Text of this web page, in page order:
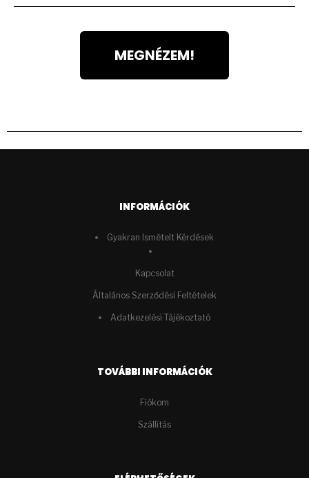
MEGNÉZEM!
INFORMÁCIÓK
Gyakran Ismételt Kérdések
Kapcsolat
Általános Szerződési Feltételek
Adatkezelési Tájékoztató
TOVÁBBI INFORMÁCIÓK
Fiókom
Szállítás